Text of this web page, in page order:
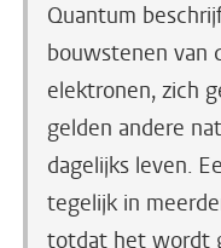
Quantum
bouwstenen van
elektronen, zich
gelden andere
dagelijks leven.
tegelijk in
totdat het wordt